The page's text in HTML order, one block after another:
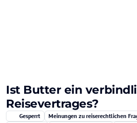
Ist Butter ein
Reisevertrages?
Gesperrt
Meinungen zu reiserechtlichen